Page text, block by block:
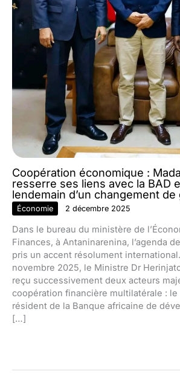
Coopération économique :
resserre ses liens avec la BAD
lendemain d’un changement
Économie 2 décembre 2025
Dans le bureau du ministère de
Finances, à Antaninarenina, l’agenda
pris un accent résolument
novembre 2025, le Ministre Dr
reçu successivement deux acteurs
coopération financière multilatérale :
résident de la Banque africaine de
[…]